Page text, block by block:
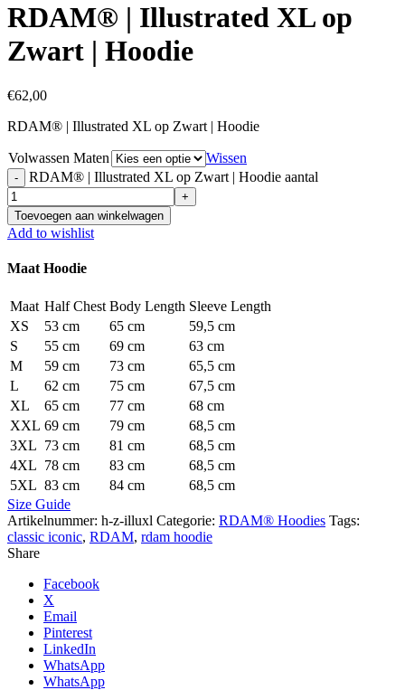
RDAM® | Illustrated XL op
Zwart | Hoodie
€62,00
RDAM® | Illustrated XL op Zwart | Hoodie
Volwassen Maten
Wissen
RDAM® | Illustrated XL op Zwart | Hoodie aantal
Toevoegen aan winkelwagen
Add to wishlist
Maat Hoodie
Maat Half Chest Body Length Sleeve Length
XS
53 cm 65 cm
59,5 cm
S
55 cm 69 cm
63 cm
M
59 cm 73 cm
65,5 cm
L
62 cm 75 cm
67,5 cm
XL
65 cm 77 cm
68 cm
XXL 69 cm 79 cm
68,5 cm
3XL 73 cm 81 cm
68,5 cm
4XL 78 cm 83 cm
68,5 cm
5XL 83 cm 84 cm
68,5 cm
Size Guide
Artikelnummer: h-z-illuxl Categorie: RDAM® Hoodies Tags:
classic iconic, RDAM, rdam hoodie
Share
Facebook
X
Email
Pinterest
LinkedIn
WhatsApp
WhatsApp